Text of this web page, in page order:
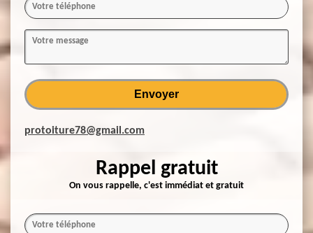
protoiture78@gmail.com
Rappel gratuit
On vous rappelle, c'est immédiat et gratuit